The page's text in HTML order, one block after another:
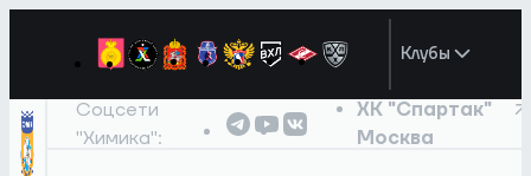
Клубы
Соцсети
"Химика":
ХК "Спартак"
Москва